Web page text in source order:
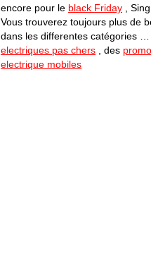
encore pour le black Friday ,
Vous trouverez toujours plus de
dans les differentes catégories …
electriques pas chers , des
electrique mobiles